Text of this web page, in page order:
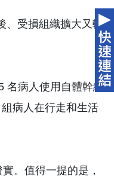
、受損組織擴大又軟
名病人使用自體幹細
病人在行走和生活
。值得一提的是，